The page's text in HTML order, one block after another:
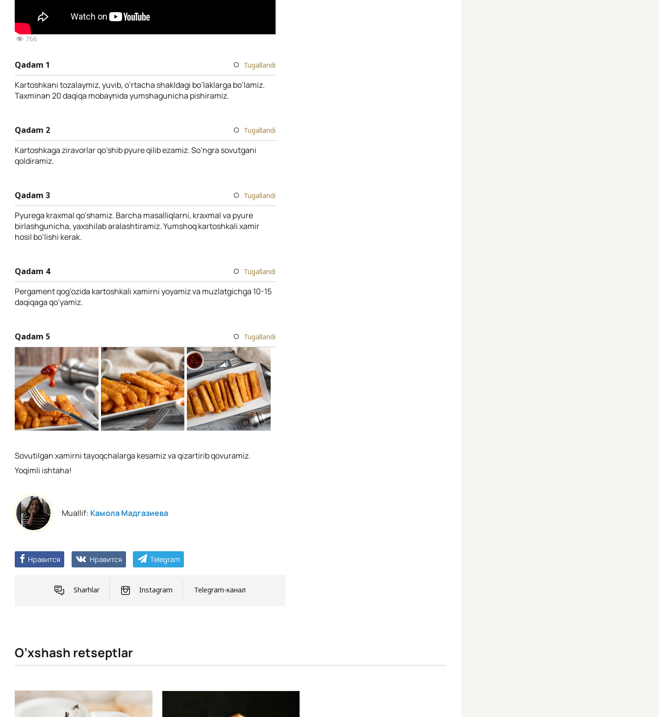
766
Qadam 1 Tugallandi
Kartoshkani tozalaymiz, yuvib, o’rtacha shakldagi bo’laklarga bo’lamiz.
Taxminan 20 daqiqa mobaynida yumshagunicha pishiramiz.
Qadam 2 Tugallandi
Kartoshkaga ziravorlar qo’shib pyure qilib ezamiz. So’ngra sovutgani
qoldiramiz.
Qadam 3 Tugallandi
Pyurega kraxmal qo’shamiz. Barcha masalliqlarni, kraxmal va pyure
birlashgunicha, yaxshilab aralashtiramiz. Yumshoq kartoshkali xamir
hosil bo’lishi kerak.
Qadam 4 Tugallandi
Pergament qog’ozida kartoshkali xamirni yoyamiz va muzlatgichga 10-15
daqiqaga qo’yamiz.
Qadam 5 Tugallandi
Sovutilgan xamirni tayoqchalarga kesamiz va qizartirib qovuramiz.
Yoqimli ishtaha!
Muallif: Камола Мадгазиева
Нравится Нравится Telegram
Sharhlar Instagram Telegram-канал
O’xshash retseptlar